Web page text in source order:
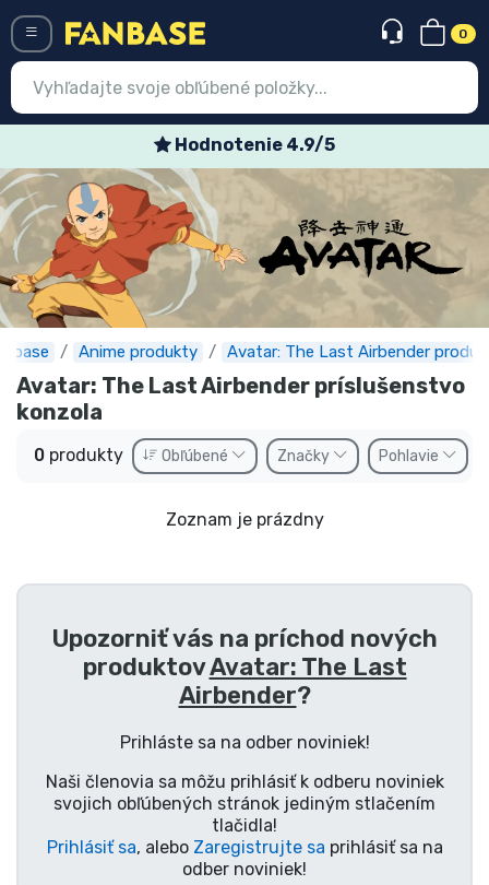
0
Hodnotenie 4.9/5
Anime produkty Avatar: The Last Airbender
Avatar: The Last Airbender príslušenstvo
konzola
0 produkty Obľúbené Značky Pohlavie
Zoznam je prázdny
Upozorniť vás na príchod nových
produktovAvatar: The Last
Airbender?
Prihláste sa na odber noviniek!
Naši členovia sa môžu prihlásiť k odberu noviniek
svojich obľúbených stránok jediným stlačením
tlačidla!
Prihlásiť sa, alebo Zaregistrujte sa prihlásiť sa na
odber noviniek!
Prihlásiť sa Registrácia
Najnovšie
Akcie
Expresná preprava
Predobjednávky
Outlet produkty
Zoradiť podľa filmov
Zoradiť podľa karikatúry
Zoradiť podľa Anime
Zoradiť podľa hier
Zoradiť podľa športu